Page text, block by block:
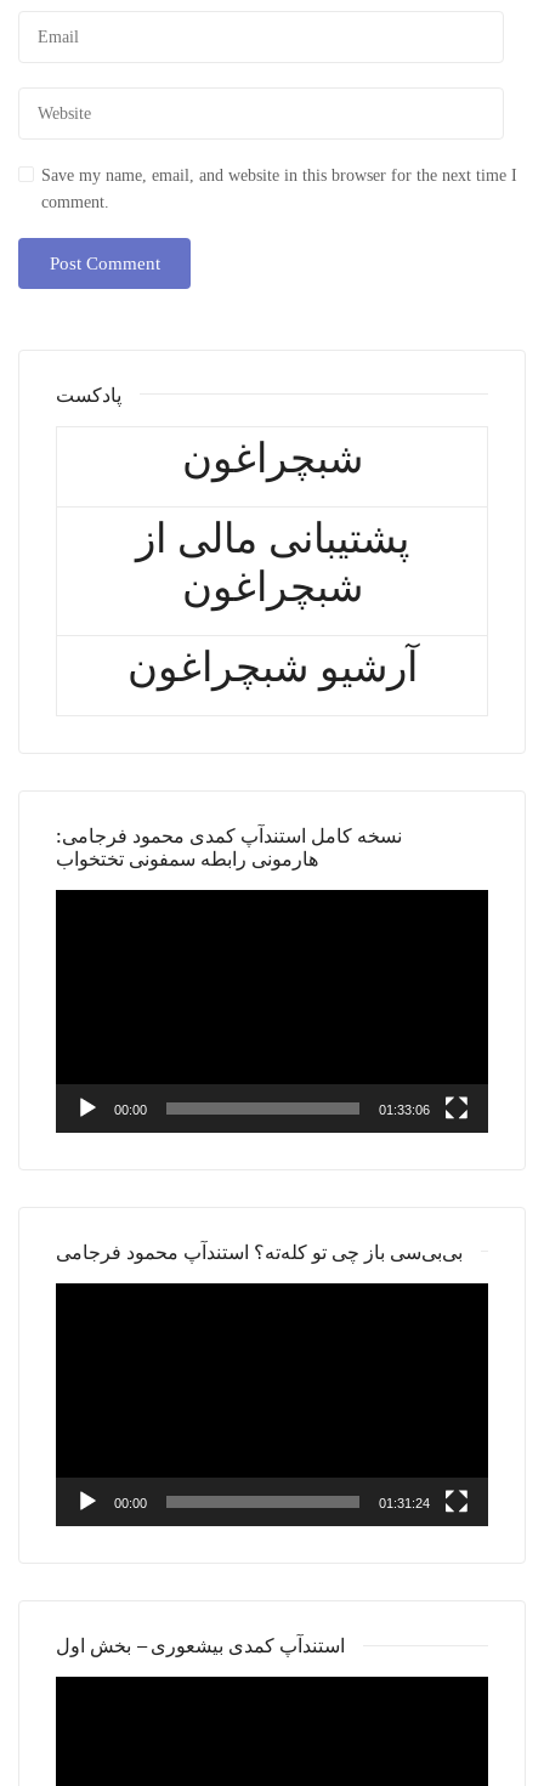
Save my name, email, and website in this browser for the next time I
comment.
پادکست
شبچراغون
پشتیبانی مالی از
شبچراغون
آرشیو شبچراغون
نسخه کامل استندآپ کمدی محمود فرجامی:
هارمونی رابطه سمفونی تختخواب
00:00 01:33:06
بی‌بی‌سی باز چی تو کله‌ته؟ استندآپ محمود فرجامی
00:00 01:31:24
استندآپ کمدی بیشعوری – بخش اول